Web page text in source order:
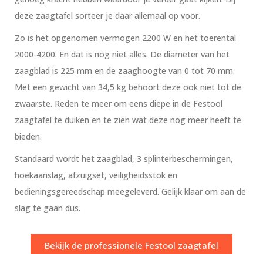
deze zaagtafel sorteer je daar allemaal op voor.
Zo is het opgenomen vermogen 2200 W en het toerental
2000-4200. En dat is nog niet alles. De diameter van het
zaagblad is 225 mm en de zaaghoogte van 0 tot 70 mm.
Met een gewicht van 34,5 kg behoort deze ook niet tot de
zwaarste. Reden te meer om eens diepe in de Festool
zaagtafel te duiken en te zien wat deze nog meer heeft te
bieden.
Standaard wordt het zaagblad, 3 splinterbeschermingen,
hoekaanslag, afzuigset, veiligheidsstok en
bedieningsgereedschap meegeleverd. Gelijk klaar om aan de
slag te gaan dus.
Bekijk de professionele Festool zaagtafel